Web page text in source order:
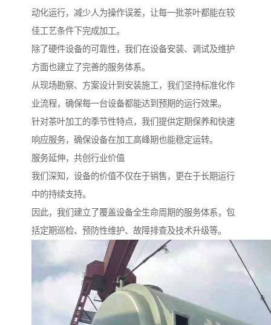
动化运行，减少人为操作误差，让每一批茶叶都能在较
佳工艺条件下完成加工。
除了硬件设备的可靠性，我们在设备安装、调试及维护
方面也建立了完善的服务体系。
从现场勘察、方案设计到安装施工，我们坚持标准化作
业流程，确保每一台设备都能达到预期的运行效果。
针对茶叶加工的季节性特点，我们提供定期保养和快速
响应服务，确保设备在加工高峰期也能稳定运转。
服务延伸，共创行业价值
我们深知，设备的价值不仅在于销售，更在于长期运行
中的持续支持。
因此，我们建立了覆盖设备全生命周期的服务体系，包
括定期巡检、预防性维护、故障排查及技术升级等。